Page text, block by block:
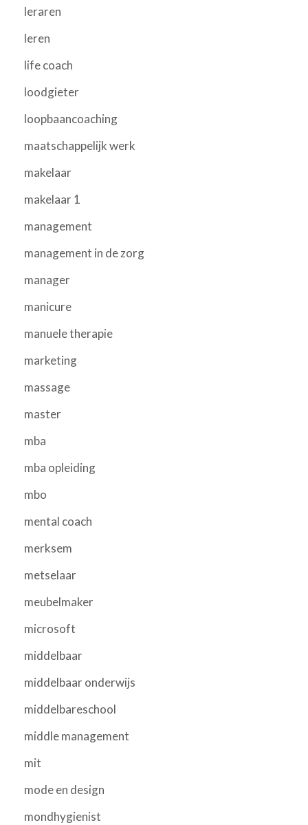
leraren
leren
life coach
loodgieter
loopbaancoaching
maatschappelijk werk
makelaar
makelaar 1
management
management in de zorg
manager
manicure
manuele therapie
marketing
massage
master
mba
mba opleiding
mbo
mental coach
merksem
metselaar
meubelmaker
microsoft
middelbaar
middelbaar onderwijs
middelbareschool
middle management
mit
mode en design
mondhygienist